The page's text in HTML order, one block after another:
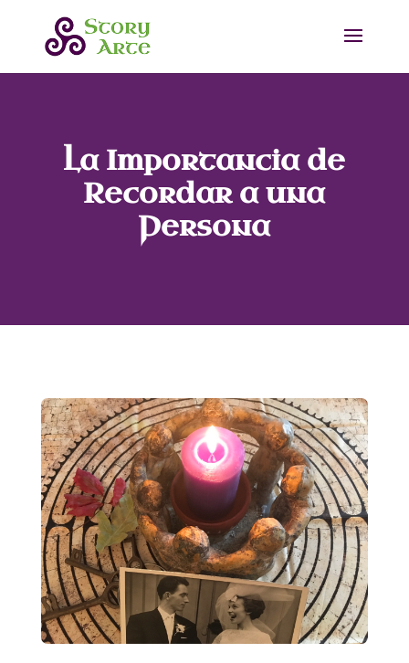
La Importancia de
Recordar a una
Persona